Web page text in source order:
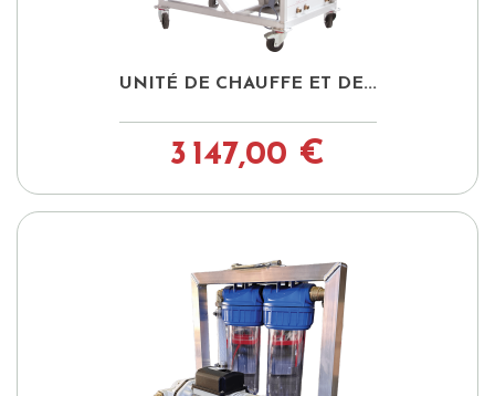
UNITÉ DE CHAUFFE ET DE...
3 147,00 €